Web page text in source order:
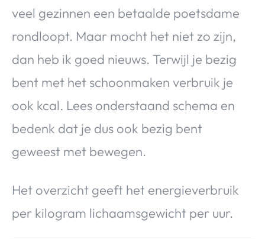
veel gezinnen een betaalde poetsdame
rondloopt. Maar mocht het niet zo zijn,
dan heb ik goed nieuws. Terwijl je bezig
bent met het schoonmaken verbruik je
ook kcal. Lees onderstaand schema en
bedenk dat je dus ook bezig bent
geweest met bewegen.
Het overzicht geeft het energieverbruik
per kilogram lichaamsgewicht per uur.